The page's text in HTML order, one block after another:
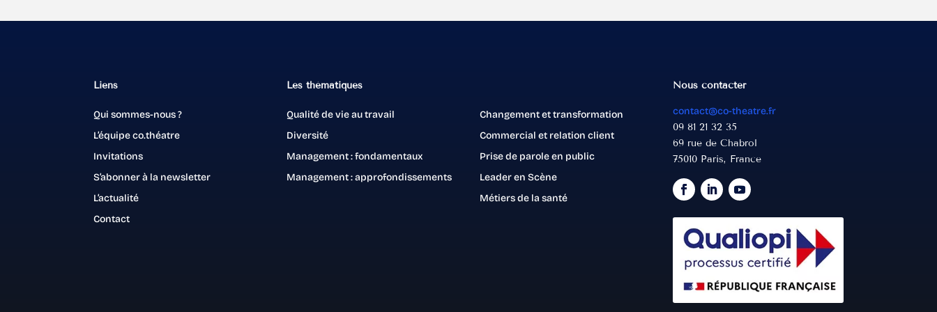
handicap en entreprise de manière ludique :
le théâtre d’investigation.
Lire l’article !
soutenir au travail
public à identifier les contraintes et
aidant et invite l’auditoire et son entreprise
à s’exprimer sur le sujet, grâce au théâtre.
Lire l’article !
Liens
Qui sommes-nous ?
L’équipe co.théatre
Invitations
S’abonner à la newsletter
L’actualité
Contact
Les thématiques
Qualité de vie au travail
Diversité
Management : fondamentaux
Management : approfondissements
Changement et transformation
Commercial et relation client
Prise de parole en public
Leader en Scène
Métiers de la santé
Nous contacter
contact@co-theatre.fr
09 81 21 32 35
69 rue de Chabrol
75010 Paris, France